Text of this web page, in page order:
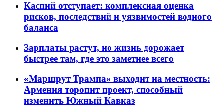
Каспий отступает: комплексная оценка
рисков, последствий и уязвимостей водного
баланса
Зарплаты растут, но жизнь дорожает
быстрее там, где это заметнее всего
«Маршрут Трампа» выходит на местность:
Армения торопит проект, способный
изменить Южный Кавказ